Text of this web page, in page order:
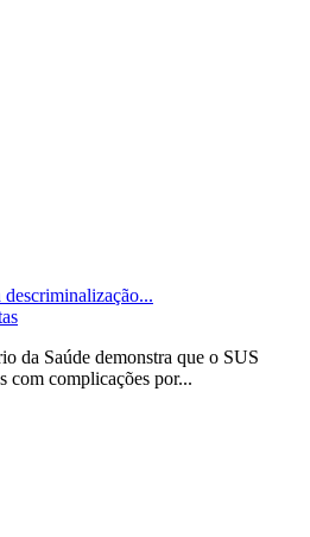
descriminalização...
da Saúde demonstra que o SUS
com complicações por...